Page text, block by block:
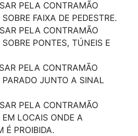
PELA CONTRAMÃO
FAIXA DE PEDESTRE.
PELA CONTRAMÃO
PONTES, TÚNEIS E
PELA CONTRAMÃO
JUNTO A SINAL
PELA CONTRAMÃO
LOCAIS ONDE A
É PROIBIDA.